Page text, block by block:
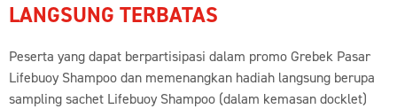
LANGSUNG TERBATAS
Peserta yang dapat berpartisipasi dalam promo Grebek Pasar
Lifebuoy Shampoo dan memenangkan hadiah langsung berupa
sampling sachet Lifebuoy Shampoo (dalam kemasan docklet)